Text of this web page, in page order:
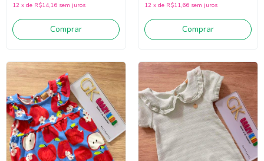
12 x de R$14,16 sem juros
Comprar
12 x de R$11,66 sem juros
Comprar